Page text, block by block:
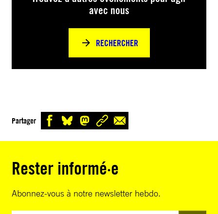
avec nous
RECHERCHER
Partager
Rester informé·e
Abonnez-vous à notre newsletter hebdo.